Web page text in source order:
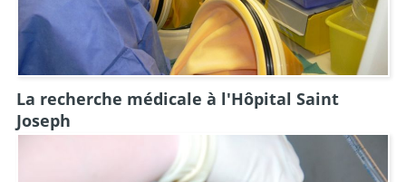
La recherche médicale à l'Hôpital Saint
Joseph